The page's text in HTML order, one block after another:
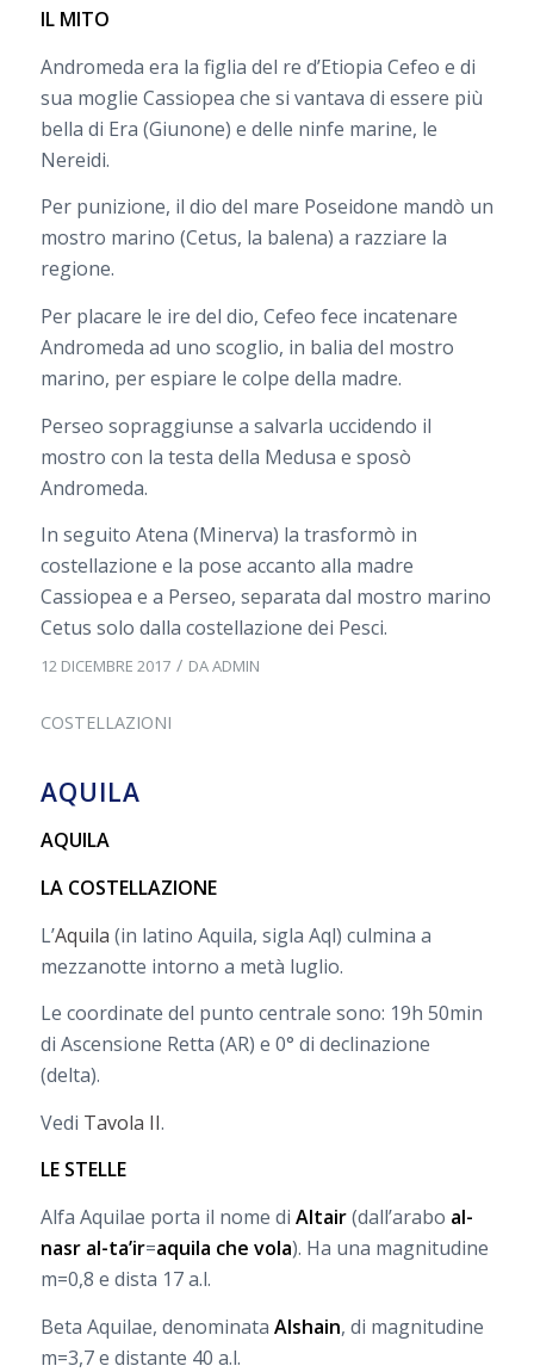
IL MITO
Andromeda era la figlia del re d’Etiopia Cefeo e di
sua moglie Cassiopea che si vantava di essere più
bella di Era (Giunone) e delle ninfe marine, le
Nereidi.
Per punizione, il dio del mare Poseidone mandò un
mostro marino (Cetus, la balena) a razziare la
regione.
Per placare le ire del dio, Cefeo fece incatenare
Andromeda ad uno scoglio, in balia del mostro
marino, per espiare le colpe della madre.
Perseo sopraggiunse a salvarla uccidendo il
mostro con la testa della Medusa e sposò
Andromeda.
In seguito Atena (Minerva) la trasformò in
costellazione e la pose accanto alla madre
Cassiopea e a Perseo, separata dal mostro marino
Cetus solo dalla costellazione dei Pesci.
12 DICEMBRE 2017 / DAADMIN
COSTELLAZIONI
AQUILA
AQUILA
LA COSTELLAZIONE
L’Aquila (in latino Aquila, sigla Aql) culmina a
mezzanotte intorno a metà luglio.
Le coordinate del punto centrale sono: 19h 50min
di Ascensione Retta (AR) e 0° di declinazione
(delta).
Vedi Tavola II.
LE STELLE
Alfa Aquilae porta il nome di Altair(dall’arabo al-
nasr al-ta’ir=aquila che vola). Ha una magnitudine
m=0,8 e dista 17 a.l.
Beta Aquilae, denominata Alshain, di magnitudine
m=3,7 e distante 40 a.l.